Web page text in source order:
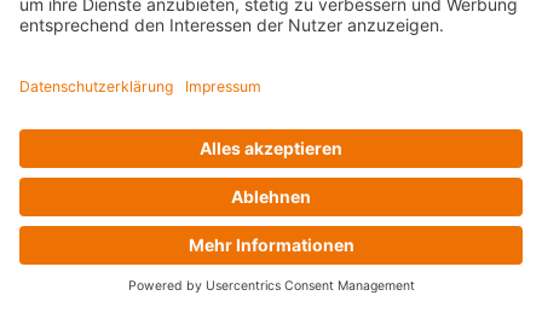
Alle anzeigen
Außenstationen
Klingeltaster und Gongs
Sprechanlagen-Sets
Zubehör Türkommunikation
Videoüberwachung
Zubehör Videoüberwachung
Alle anzeigen